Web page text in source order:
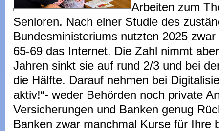
Arbeiten zum
Senioren. Nach einer Studie des
Bundesministeriums nutzten 2025
65-69 das Internet. Die Zahl nimmt
Jahren sinkt sie auf rund 2/3 und bei
die Hälfte. Darauf nehmen bei
aktiv!“- weder Behörden noch private
Versicherungen und Banken genug
Banken zwar manchmal Kurse für Ihre